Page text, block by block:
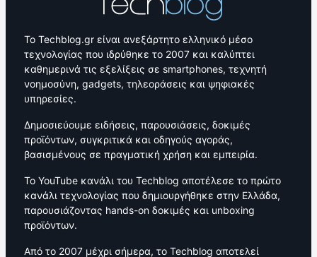
Το Techblog.gr είναι ανεξάρτητο ελληνικό μέσο
τεχνολογίας που ιδρύθηκε το 2007 και καλύπτει
καθημερινά τις εξελίξεις σε smartphones, τεχνητή
νοημοσύνη, gadgets, τηλεοράσεις και ψηφιακές
υπηρεσίες.
Δημοσιεύουμε ειδήσεις, παρουσιάσεις, δοκιμές
προϊόντων, συγκριτικά και οδηγούς αγοράς,
βασισμένους σε πραγματική χρήση και εμπειρία.
Το YouTube κανάλι του Techblog αποτέλεσε το πρώτο
κανάλι τεχνολογίας που δημιουργήθηκε στην Ελλάδα,
παρουσιάζοντας hands-on δοκιμές και unboxing
προϊόντων.
Από το 2007 μέχρι σήμερα, το Techblog αποτελεί